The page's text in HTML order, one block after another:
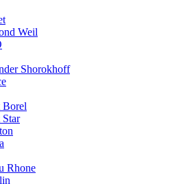
Weil
Shorokhoff
Borel
Rhone